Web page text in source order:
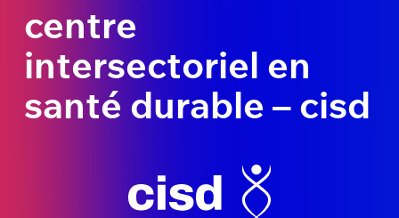
centre
intersectoriel en
santé durable – cisd